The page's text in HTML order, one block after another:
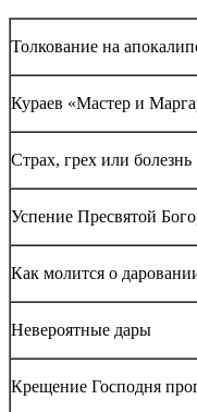
Толкование на
Кураев «Мастер и
Страх, грех или болезнь
Успение Пресвятой
Как молится о
Невероятные дары
Крещение Господня